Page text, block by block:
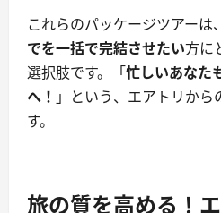
これらのパッケージツアーは、
でを一括で完結させたい方に
選択肢です。「忙しいあなた
へ！ 」という、エアトリか
す。
旅の質を高める！